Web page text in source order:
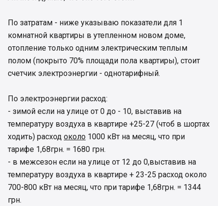
По затратам - ниже указываю показатели для 1
комнатной квартиры в утепленном новом доме,
отопление только одним электрическим теплым
полом (покрыто 70% площади пола квартиры), стоит
счетчик электроэнергии - однотарифный.
По электроэнергии расход:
- зимой если на улице от 0 до - 10, выставив на
температуру воздуха в квартире +25-27 (чтоб в шортах
ходить) расход около 1000 кВт на месяц, что при
тарифе 1,68грн. = 1680 грн.
- в межсезон если на улице от 12 до 0,выставив на
температуру воздуха в квартире + 23-25 расход около
700-800 кВт на месяц, что при тарифе 1,68грн. = 1344
грн.